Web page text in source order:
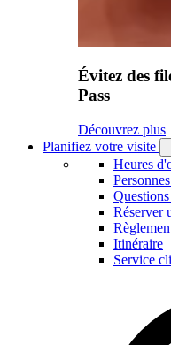
Évitez des
Pass
Découvrez plus
Planifiez votre visite
Heures
Réserver
Itinéraire
Service